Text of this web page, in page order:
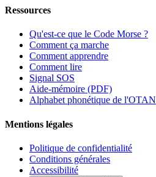
Ressources
Qu'est-ce que le Code Morse ?
Comment ça marche
Comment apprendre
Comment lire
Signal SOS
Aide-mémoire (PDF)
Alphabet phonétique de l'OTAN
Mentions légales
Politique de confidentialité
Conditions générales
Accessibilité